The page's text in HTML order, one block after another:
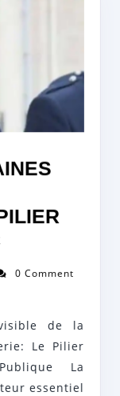
DES
AU
SEIN
DE
0 Comment
de la
Le Pilier
La
essentiel